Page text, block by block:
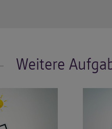
Weitere